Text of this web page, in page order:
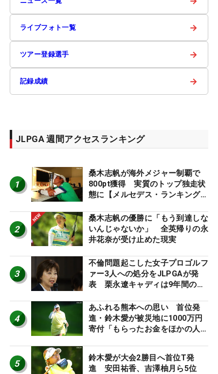
ライブフォト一覧 →
ツアー登録選手 →
記録成績 →
JLPGA 週間アクセスランキング
1
桑木志帆が海外メジャー制覇で
800pt獲得 実質のトップ独走状
態に【メルセデス・ランキング番
2
桑木志帆の優勝に「もう到達しな
いんじゃないか」 全英帰りの永
井花奈が受け止めた現実
3
不倫問題起こした女子プロゴルフ
ァー3人への処分をJLPGAが発
表 栗永遼キャディは9年間の立
4
あふれる熊本への思い 首位発
進・鈴木愛が被災地に1000万円
寄付「もらったお金をほかの人
5
鈴木愛が大会2勝目へ首位T発
進 安田祐香、吉澤柚月ら5位